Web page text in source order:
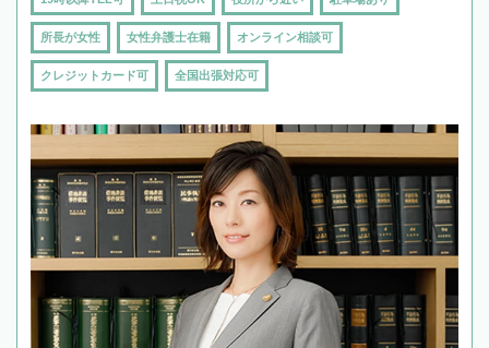
所長が女性 女性弁護士在籍 オンライン相談可
クレジットカード可 全国出張対応可